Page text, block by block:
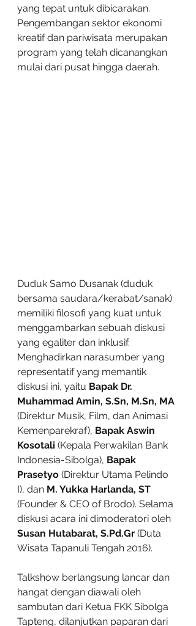
yang tepat untuk dibicarakan.
Pengembangan sektor ekonomi
kreatif dan pariwisata merupakan
program yang telah dicanangkan
mulai dari pusat hingga daerah.
Duduk Samo Dusanak (duduk
bersama saudara/kerabat/sanak)
memiliki filosofi yang kuat untuk
menggambarkan sebuah diskusi
yang egaliter dan inklusif.
Menghadirkan narasumber yang
representatif yang memantik
diskusi ini, yaitu Bapak Dr.
Muhammad Amin, S.Sn, M.Sn, MA
(Direktur Musik, Film, dan Animasi
Kemenparekraf), Bapak Aswin
Kosotali (Kepala Perwakilan Bank
Indonesia-Sibolga), Bapak
Prasetyo (Direktur Utama Pelindo
I), dan M. Yukka Harlanda, ST
(Founder & CEO of Brodo). Selama
diskusi acara ini dimoderatori oleh
Susan Hutabarat, S.Pd.Gr (Duta
Wisata Tapanuli Tengah 2016).
Talkshow berlangsung lancar dan
hangat dengan diawali oleh
sambutan dari Ketua FKK Sibolga
Tapteng, dilanjutkan paparan dari